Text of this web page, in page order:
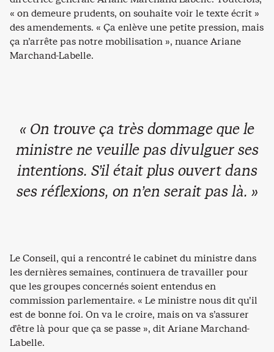
« on demeure prudents, on souhaite voir le texte écrit »
des amendements. « Ça enlève une petite pression, mais
ça n’arrête pas notre mobilisation », nuance Ariane
Marchand-Labelle.
« On trouve ça très dommage que le
ministre ne veuille pas divulguer ses
intentions. S’il était plus ouvert dans
ses réflexions, on n’en serait pas là. »
Le Conseil, qui a rencontré le cabinet du ministre dans
les dernières semaines, continuera de travailler pour
que les groupes concernés soient entendus en
commission parlementaire. « Le ministre nous dit qu’il
est de bonne foi. On va le croire, mais on va s’assurer
d’être là pour que ça se passe », dit Ariane Marchand-
Labelle.